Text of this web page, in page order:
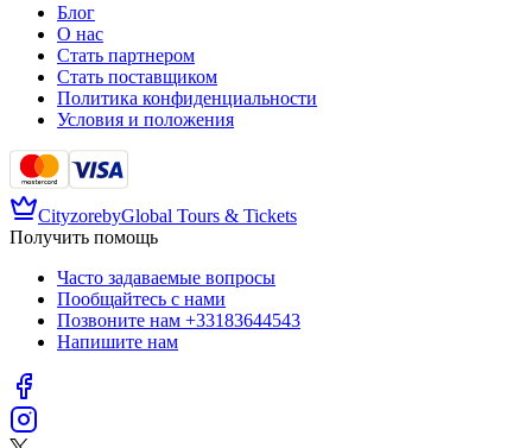
Блог
О нас
Стать партнером
Стать поставщиком
Политика конфиденциальности
Условия и положения
CityzorebyGlobal Tours & Tickets
Получить помощь
Часто задаваемые вопросы
Пообщайтесь с нами
Позвоните нам +33183644543
Напишите нам